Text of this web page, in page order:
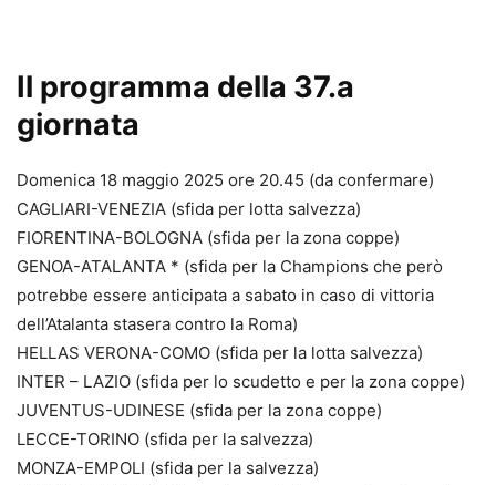
Il programma della 37.a
giornata
Domenica 18 maggio 2025 ore 20.45 (da confermare)
CAGLIARI-VENEZIA (sfida per lotta salvezza)
FIORENTINA-BOLOGNA (sfida per la zona coppe)
GENOA-ATALANTA * (sfida per la Champions che però
potrebbe essere anticipata a sabato in caso di vittoria
dell’Atalanta stasera contro la Roma)
HELLAS VERONA-COMO (sfida per la lotta salvezza)
INTER – LAZIO (sfida per lo scudetto e per la zona coppe)
JUVENTUS-UDINESE (sfida per la zona coppe)
LECCE-TORINO (sfida per la salvezza)
MONZA-EMPOLI (sfida per la salvezza)